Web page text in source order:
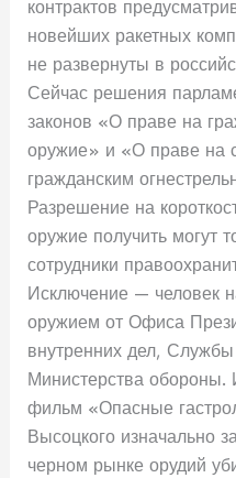
контрактов
новейших ракетных
не развернуты в
Сейчас решения
законов «О праве на
оружие» и «О праве на
гражданским
Разрешение на
оружие получить могут
сотрудники
Исключение — человек
оружием от Офиса
внутренних дел,
Министерства обороны.
фильм «Опасные
Высоцкого изначально
черном рынке орудий